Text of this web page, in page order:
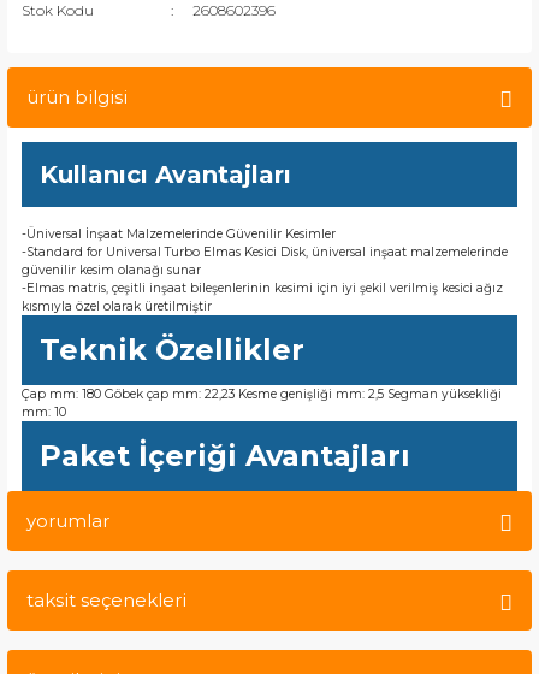
Stok Kodu
2608602396
ürün bilgisi
Kullanıcı Avantajları
-Üniversal İnşaat Malzemelerinde Güvenilir Kesimler
-Standard for Universal Turbo Elmas Kesici Disk, üniversal inşaat malzemelerinde
güvenilir kesim olanağı sunar
-Elmas matris, çeşitli inşaat bileşenlerinin kesimi için iyi şekil verilmiş kesici ağız
kısmıyla özel olarak üretilmiştir
Teknik Özellikler
Çap mm: 180 Göbek çap mm: 22,23 Kesme genişliği mm: 2,5 Segman yüksekliği
mm: 10
Paket İçeriği Avantajları
yorumlar
taksit seçenekleri